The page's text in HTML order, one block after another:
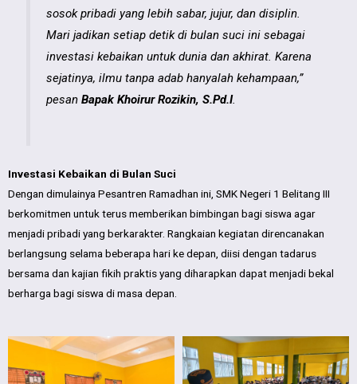
sosok pribadi yang lebih sabar, jujur, dan disiplin.
Mari jadikan setiap detik di bulan suci ini sebagai
investasi kebaikan untuk dunia dan akhirat. Karena
sejatinya, ilmu tanpa adab hanyalah kehampaan,”
pesan Bapak Khoirur Rozikin, S.Pd.I.
Investasi Kebaikan di Bulan Suci
Dengan dimulainya Pesantren Ramadhan ini, SMK Negeri 1 Belitang III
berkomitmen untuk terus memberikan bimbingan bagi siswa agar
menjadi pribadi yang berkarakter. Rangkaian kegiatan direncanakan
berlangsung selama beberapa hari ke depan, diisi dengan tadarus
bersama dan kajian fikih praktis yang diharapkan dapat menjadi bekal
berharga bagi siswa di masa depan.